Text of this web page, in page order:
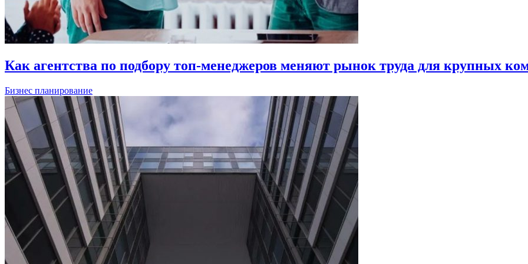
Как агентства по подбору топ-менеджеров меняют рынок труда для крупных
Бизнес планирование